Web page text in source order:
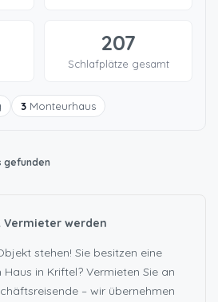
207
Schlafplätze gesamt
3 Monteurhaus
gefunden
werden
stehen! Sie besitzen eine
in Kriftel? Vermieten Sie an
– wir übernehmen